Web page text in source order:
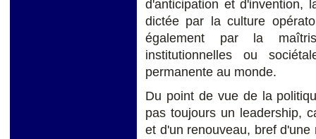
d'anticipation et d'invention,
dictée par la culture
également par la
institutionnelles ou
permanente au monde.
Du point de vue de la
pas toujours un leadership,
et d'un renouveau, bref